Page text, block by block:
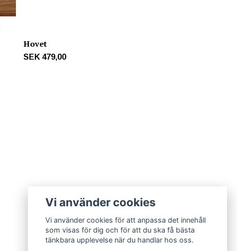
Hovet
SEK 479,00
Vi använder cookies
Vi använder cookies för att anpassa det innehåll
som visas för dig och för att du ska få bästa
tänkbara upplevelse när du handlar hos oss.